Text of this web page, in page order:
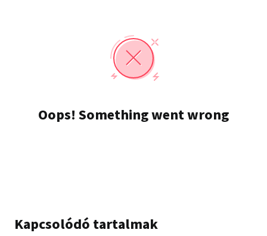
Kapcsolódó tartalmak